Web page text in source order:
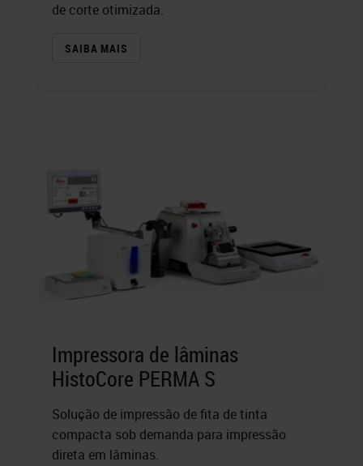
de corte otimizada.
SAIBA MAIS
Impressora de lâminas
HistoCore PERMA S
Solução de impressão de fita de tinta
compacta sob demanda para impressão
direta em lâminas.